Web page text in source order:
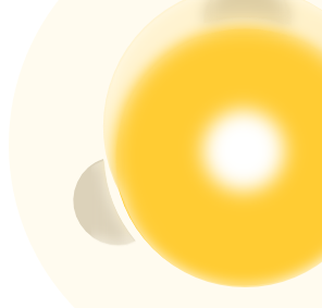
Meer evenementen
Win prijzen en exclusieve beloningen
Aanmelden